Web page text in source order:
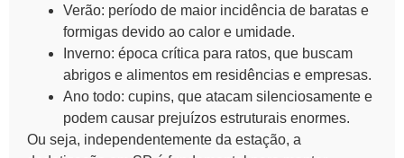
Verão: período de maior incidência de baratas e
formigas devido ao calor e umidade.
Inverno: época crítica para ratos, que buscam
abrigos e alimentos em residências e empresas.
Ano todo: cupins, que atacam silenciosamente e
podem causar prejuízos estruturais enormes.
Ou seja, independentemente da estação, a